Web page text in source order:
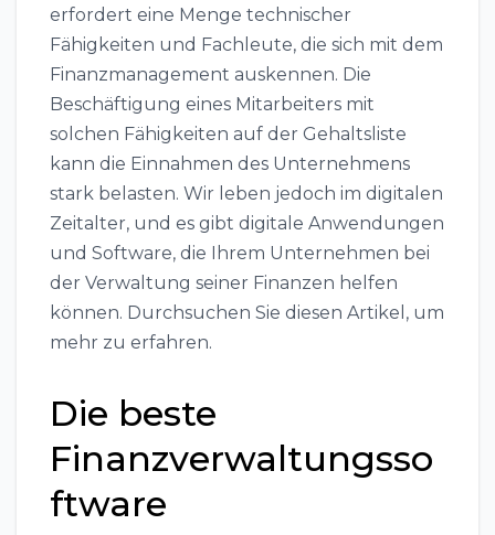
erfordert eine Menge technischer
Fähigkeiten und Fachleute, die sich mit dem
Finanzmanagement auskennen. Die
Beschäftigung eines Mitarbeiters mit
solchen Fähigkeiten auf der Gehaltsliste
kann die Einnahmen des Unternehmens
stark belasten. Wir leben jedoch im digitalen
Zeitalter, und es gibt digitale Anwendungen
und Software, die Ihrem Unternehmen bei
der Verwaltung seiner Finanzen helfen
können. Durchsuchen Sie diesen Artikel, um
mehr zu erfahren.
Die beste
Finanzverwaltungsso
ftware